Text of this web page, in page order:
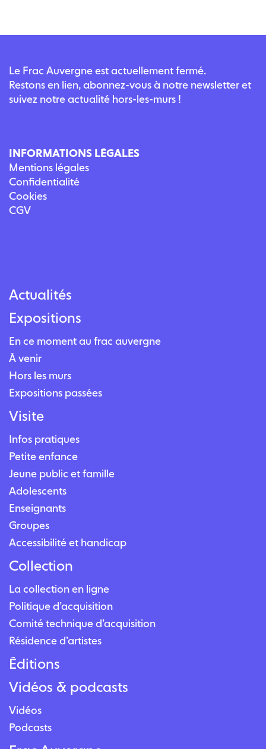
Le Frac Auvergne est actuellement fermé.
Restons en lien, abonnez-vous à notre newsletter et
suivez notre actualité hors-les-murs !
INFORMATIONS LÉGALES
Mentions légales
Confidentialité
Cookies
CGV
Actualités
Expositions
En ce moment au frac auvergne
À venir
Hors les murs
Expositions passées
Visite
Infos pratiques
Petite enfance
Jeune public et famille
Adolescents
Enseignants
Groupes
Accessibilité et handicap
Collection
La collection en ligne
Politique d’acquisition
Comité technique d’acquisition
Résidence d’artistes
Éditions
Vidéos & podcasts
Vidéos
Podcasts